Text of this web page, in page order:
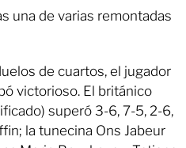
una de varias remontadas
de cuartos, el jugador
victorioso. El británico
superó 3-6, 7-5, 2-6,
la tunecina Ons Jabeur